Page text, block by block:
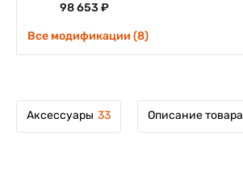
98 653 ₽
Все модификации (8)
Аксессуары 33 Описание товара